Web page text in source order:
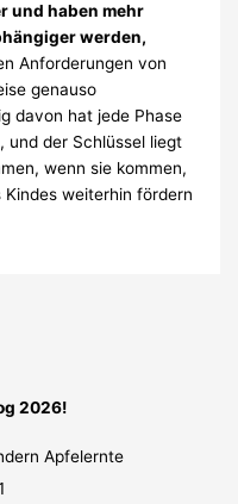
und haben mehr
werden,
Anforderungen von
genauso
davon hat jede Phase
und der Schlüssel liegt
wenn sie kommen,
weiterhin fördern
2026!